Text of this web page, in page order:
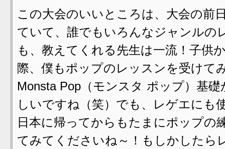
この大会のいいところは、大会の前
ていて、誰でもいろんなジャンルの
も、教えてくれる先生は一流！子供
際、僕もポップのレッスンを受けて
Monsta Pop（モンスタ ポップ）基
しいですね（笑）でも、レゲエにも
日本に帰ってからもたまにポップの
てみてくださいね～！もしかしたら